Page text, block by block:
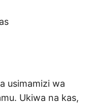
usimamizi wa
Ukiwa na kas,